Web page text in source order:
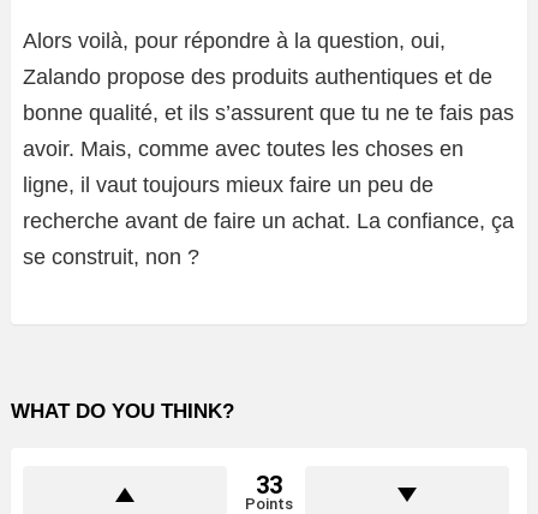
Alors voilà, pour répondre à la question, oui,
Zalando propose des produits authentiques et de
bonne qualité, et ils s’assurent que tu ne te fais pas
avoir. Mais, comme avec toutes les choses en
ligne, il vaut toujours mieux faire un peu de
recherche avant de faire un achat. La confiance, ça
se construit, non ?
WHAT DO YOU THINK?
33
Points